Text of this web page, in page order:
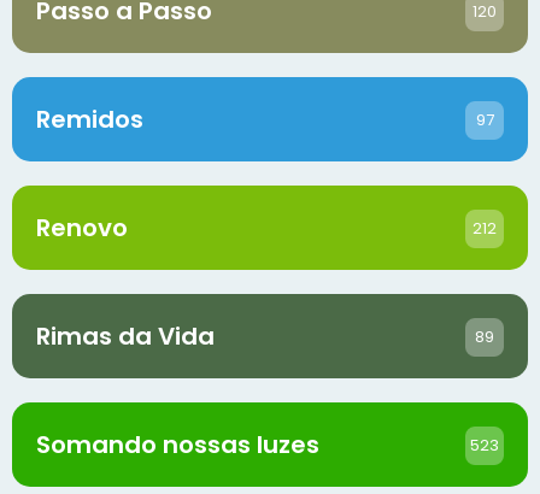
Passo a Passo 120
Remidos 97
Renovo 212
Rimas da Vida 89
Somando nossas luzes 523